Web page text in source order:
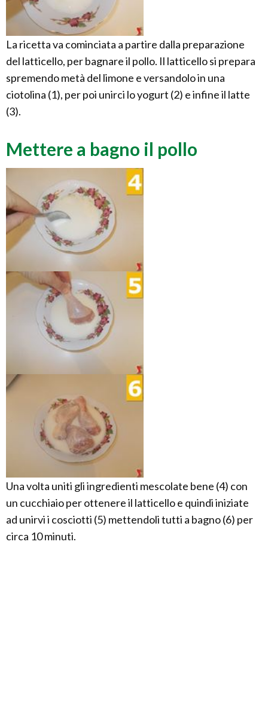
La ricetta va cominciata a partire dalla preparazione
del latticello, per bagnare il pollo. Il latticello si prepara
spremendo metà del limone e versandolo in una
ciotolina (1), per poi unirci lo yogurt (2) e infine il latte
(3).
Mettere a bagno il pollo
Una volta uniti gli ingredienti mescolate bene (4) con
un cucchiaio per ottenere il latticello e quindi iniziate
ad unirvi i cosciotti (5) mettendoli tutti a bagno (6) per
circa 10 minuti.